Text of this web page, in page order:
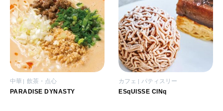
中華 飲茶・点心
PARADISE DYNASTY
カフェ パティスリー
ESqUISSE CINq